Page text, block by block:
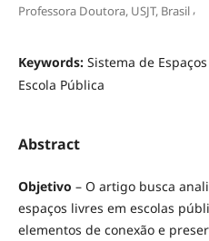
Professora Doutora, USJT, Brasil,
Keywords: Sistema de
Escola Pública
Abstract
Objetivo – O artigo busca
espaços livres em escolas
elementos de conexão e